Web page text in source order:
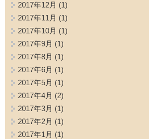
2017年12月 (1)
2017年11月 (1)
2017年10月 (1)
2017年9月 (1)
2017年8月 (1)
2017年6月 (1)
2017年5月 (1)
2017年4月 (2)
2017年3月 (1)
2017年2月 (1)
2017年1月 (1)